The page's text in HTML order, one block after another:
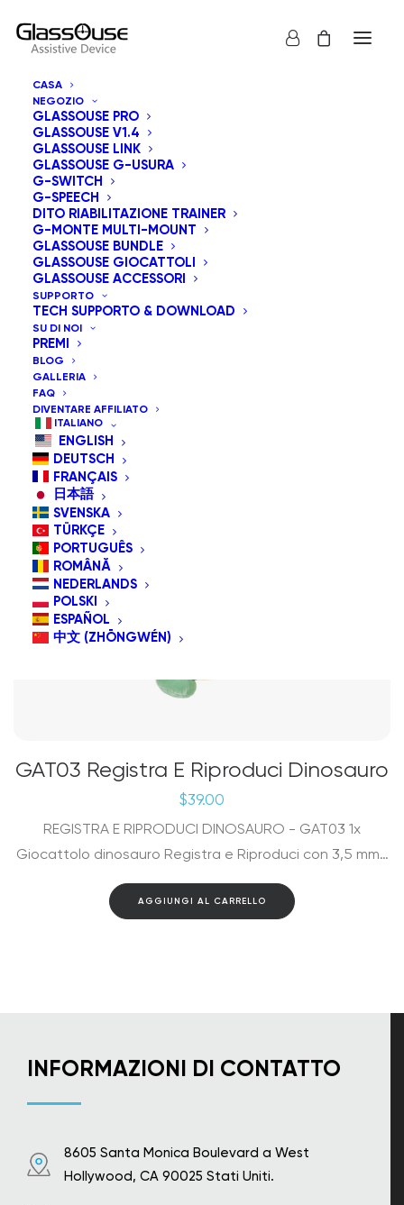
CASA
NEGOZIO
GLASSOUSE PRO
GLASSOUSE V1.4
GLASSOUSE LINK
GLASSOUSE G-USURA
G-SWITCH
G-SPEECH
DITO RIABILITAZIONE TRAINER
G-MONTE MULTI-MOUNT
GLASSOUSE BUNDLE
GLASSOUSE GIOCATTOLI
GLASSOUSE ACCESSORI
SUPPORTO
TECH SUPPORTO & DOWNLOAD
SU DI NOI
PREMI
BLOG
GALLERIA
FAQ
DIVENTARE AFFILIATO
ITALIANO
ENGLISH
DEUTSCH
FRANÇAIS
日本語
SVENSKA
TÜRKÇE
PORTUGUÊS
ROMÂNĂ
NEDERLANDS
POLSKI
ESPAÑOL
中文 (ZHŌNGWÉN)
Mostra tutto
Popolarità
Ordinamento predefinito
Ordina in base al più recente
Prezzo: dal più caro
GAT03 Registra E Riproduci Dinosauro
$39.00
REGISTRA E RIPRODUCI DINOSAURO - GAT03 1x
Giocattolo dinosauro Registra e Riproduci con 3,5 mm…
AGGIUNGI AL CARRELLO
INFORMAZIONI DI CONTATTO
8605 Santa Monica Boulevard a West
Hollywood, CA 90025 Stati Uniti.